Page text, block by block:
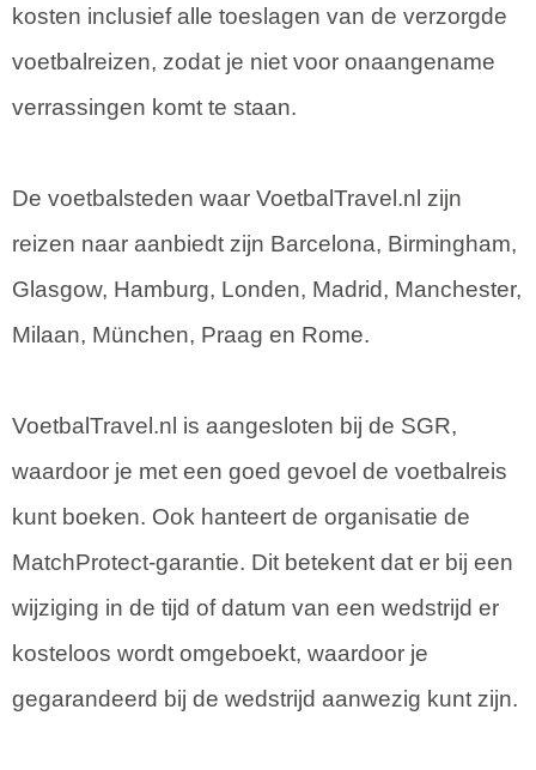
kosten inclusief alle toeslagen van de verzorgde
voetbalreizen, zodat je niet voor onaangename
verrassingen komt te staan.
De voetbalsteden waar VoetbalTravel.nl zijn
reizen naar aanbiedt zijn Barcelona, Birmingham,
Glasgow, Hamburg, Londen, Madrid, Manchester,
Milaan, München, Praag en Rome.
VoetbalTravel.nl is aangesloten bij de SGR,
waardoor je met een goed gevoel de voetbalreis
kunt boeken. Ook hanteert de organisatie de
MatchProtect-garantie. Dit betekent dat er bij een
wijziging in de tijd of datum van een wedstrijd er
kosteloos wordt omgeboekt, waardoor je
gegarandeerd bij de wedstrijd aanwezig kunt zijn.